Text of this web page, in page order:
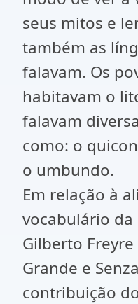
seus mitos e
também as
falavam. Os
habitavam o
falavam
como: o
o umbundo.
Em relação à
vocabulário
Gilberto Freyre
Grande e
contribuição